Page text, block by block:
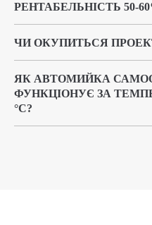
РЕНТАБЕЛЬНІСТЬ 50-
ЧИ ОКУПИТЬСЯ
ЯК АВТОМИЙКА
ФУНКЦІОНУЄ ЗА
°С?